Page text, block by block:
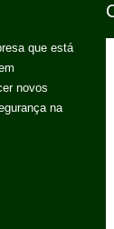
que está
novos
na